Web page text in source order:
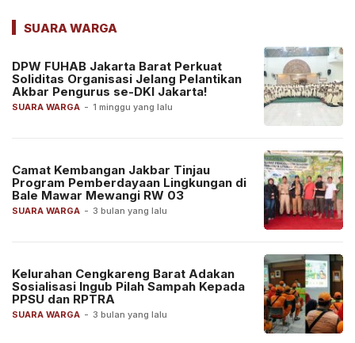
SUARA WARGA
SUARA WARGA - 1 minggu yang lalu
DPW FUHAB Jakarta Barat Perkuat
Soliditas Organisasi Jelang Pelantikan
Akbar Pengurus se-DKI Jakarta!
SUARA WARGA - 3 bulan yang lalu
Camat Kembangan Jakbar Tinjau
Program Pemberdayaan Lingkungan di
Bale Mawar Mewangi RW 03
SUARA WARGA - 3 bulan yang lalu
Kelurahan Cengkareng Barat Adakan
Sosialisasi Ingub Pilah Sampah Kepada
PPSU dan RPTRA